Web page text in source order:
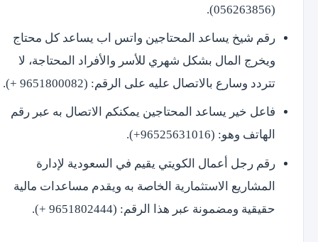
(056263856).
رقم شيخ يساعد المحتاجين واتس اب يساعد كل محتاج
ويخرج المال بشكل شهري للأسر والأفراد المحتاجة، لا
تتردد وسارع بالاتصال عليه على الرقم: (9651800082 +).
فاعل خير يساعد المحتاجين يمكنكم الاتصال به عبر رقم
الهاتف وهو: (96525631016+).
رقم رجل أعمال الكويتي يقيم في السعودية لإدارة
المشاريع الاستثمارية الخاصة به ويقدم مساعدات مالية
حقيقية ومضمونة عبر هذا الرقم: (9651802444 +).